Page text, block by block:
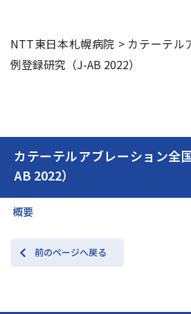
採用情報
交通アクセス
カテーテルアブレーション全
AB 2022）
概要
前のページへ戻る
NTT東日本札幌病院 > カテーテル
例登録研究（J-AB 2022）